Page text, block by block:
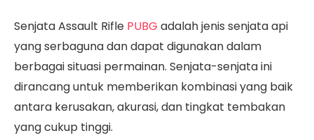
Senjata Assault Rifle PUBG adalah jenis senjata api
yang serbaguna dan dapat digunakan dalam
berbagai situasi permainan. Senjata-senjata ini
dirancang untuk memberikan kombinasi yang baik
antara kerusakan, akurasi, dan tingkat tembakan
yang cukup tinggi.